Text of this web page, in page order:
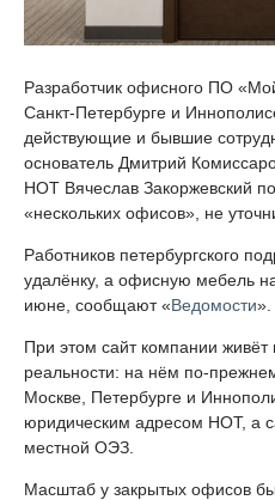
Разработчик офисного ПО
Санкт-Петербурге и
действующие и бывшие
основатель Дмитрий
НОТ Вячеслав Закоржевский
«нескольких офисов», не
Работников петербургского
удалёнку, а офисную мебель
июне, сообщают «Ведомости».
При этом сайт компании живёт
реальности: на нём по-
Москве, Петербурге и
юридическим адресом НОТ, а
местной ОЭЗ.
Масштаб у закрытых офисов